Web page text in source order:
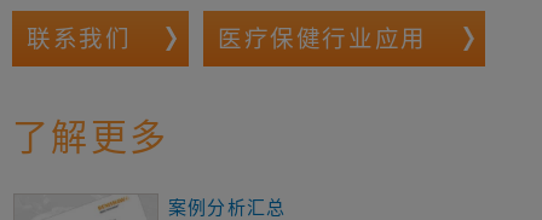
联系我们 医疗保健行业应用
了解更多
案例分析汇总